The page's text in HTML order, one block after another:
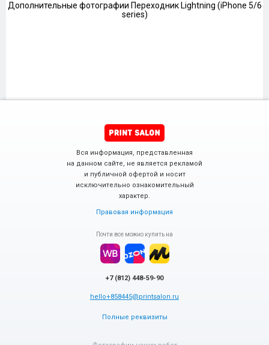
Дополнительные фотографии Переходник Lightning (iPhone 5/6
series)
Вся информация, представленная
на данном сайте, не является рекламой
и публичной офертой и носит
исключительно ознакомительный
характер.
Правовая информация
Почти все можно купить на
+7 (812) 448-59-90
hello+858445@printsalon.ru
Полные реквизиты